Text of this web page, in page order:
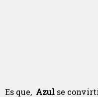
Es que, Azul se